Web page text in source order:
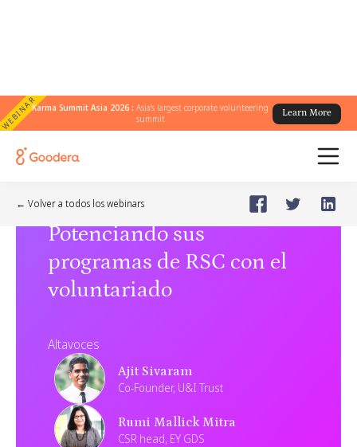
WEBINARKarma Summit Asia 2026 :Asia's largest corporate volunteering
summit
Learn More
← Volver a todos los webinars
🗓️May 2, 2024
Potenciando sus
programas de RSC con el
voluntariado
Altavoces
Ajit Sivaram
Co-Founder, U&I Trust
Rumi Mallick Mitra
CSR head, EY GDS